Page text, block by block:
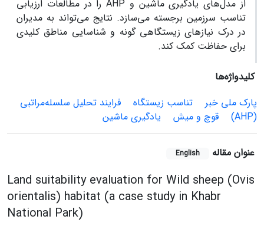
از مدل‌های یادگیری ماشین و AHP را در مطالعات ارزیابی
تناسب سرزمین برجسته می‌سازد. نتایج می‌تواند به مدیران
در درک نیازهای زیستگاهی گونه و شناسایی مناطق کلیدی
برای حفاظت کمک کند.
کلیدواژه‌ها
پارک ملی خبر
تناسب زیستگاه
فرایند تحلیل سلسله‌مراتبی
(AHP)
قوچ و میش یاد‌گیری ماشین
عنوان مقاله English
Land suitability evaluation for Wild sheep (Ovis
orientalis) habitat (a case study in Khabr
National Park)